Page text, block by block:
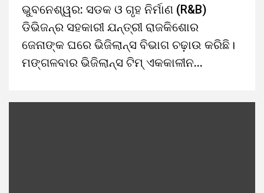
ଭୁବନେଶ୍ୱର: ସଡକ ଓ ଗୃହ ନିର୍ମାଣ (R&B)
ଡିଭିଜନ୍‌ର ସହକାରୀ ଯନ୍ତ୍ରୀ ରାଜକିଶୋର
ଜେନାଙ୍କ ଘରେ ଭିଜିଲାନ୍ସ ବିଭାଗ ଚଢ଼ାଉ କରିଛି।
ମଙ୍ଗଳବାର ଭିଜିଲାନ୍ସ ଟିମ୍‌ ଏକକାଳୀନ...